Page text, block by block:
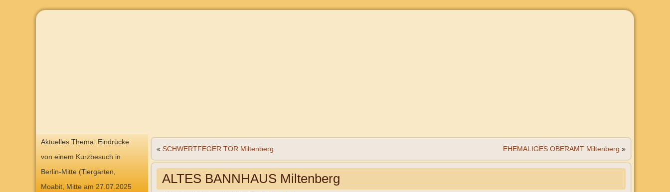
Aktuelles Thema: Eindrücke
von einem Kurzbesuch in
Berlin-Mitte (Tiergarten,
Moabit, Mitte am 27.07.2025
« SCHWERTFEGER TOR Miltenberg EHEMALIGES OBERAMT Miltenberg »
ALTES BANNHAUS Miltenberg